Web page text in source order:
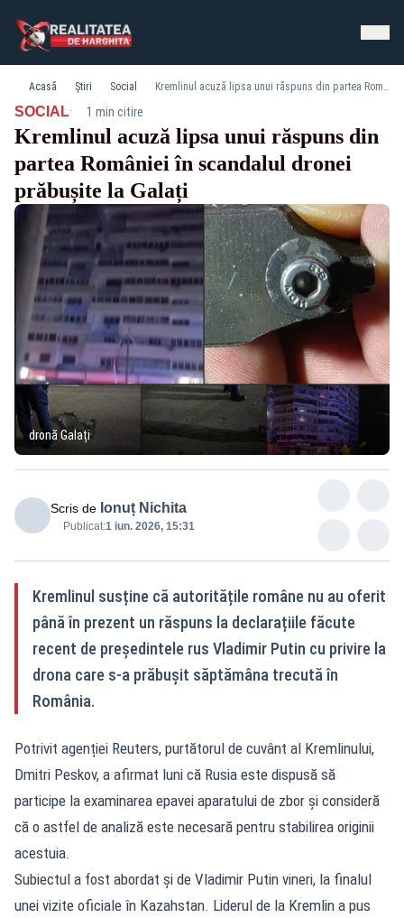
Acasă Știri Social Kremlinul acuză lipsa unui răspuns din partea României în scandalul dronei prăbușite la Galați
SOCIAL· 1 min citire
Kremlinul acuză lipsa unui răspuns din
partea României în scandalul dronei
prăbușite la Galați
dronă Galați
Scris de Ionuț Nichita
Publicat:1 iun. 2026, 15:31
Kremlinul susține că autoritățile române nu au oferit
până în prezent un răspuns la declarațiile făcute
recent de președintele rus Vladimir Putin cu privire la
drona care s-a prăbușit săptămâna trecută în
România.
Potrivit agenției Reuters, purtătorul de cuvânt al Kremlinului,
Dmitri Peskov, a afirmat luni că Rusia este dispusă să
participe la examinarea epavei aparatului de zbor și consideră
că o astfel de analiză este necesară pentru stabilirea originii
acestuia.
Subiectul a fost abordat și de Vladimir Putin vineri, la finalul
unei vizite oficiale în Kazahstan. Liderul de la Kremlin a pus